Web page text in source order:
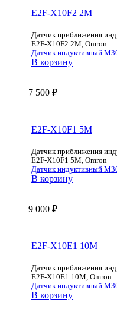
E2F-X10F2 2M
Датчик приближения
E2F-X10F2 2M, Omron
Датчик индуктивный
В корзину
7 500 ₽
E2F-X10F1 5M
Датчик приближения
E2F-X10F1 5M, Omron
Датчик индуктивный
В корзину
9 000 ₽
E2F-X10E1 10M
Датчик приближения
E2F-X10E1 10M, Omron
Датчик индуктивный
В корзину